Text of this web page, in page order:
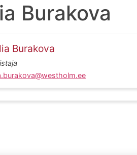
Burakova
Burakova